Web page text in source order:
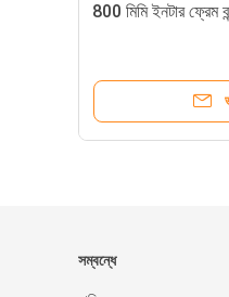
800 মিমি ইনটার ফ্রেম
সম্বন্ধে